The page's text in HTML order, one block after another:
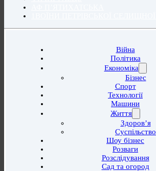
Війна
Політика
Економіка
Бізнес
Спорт
Технології
Машини
Життя
Здоров’я
Суспільство
Шоу бізнес
Розваги
Розслідування
Сад та огород